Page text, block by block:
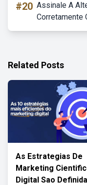
#20 Assinale A
Corretamente
Related Posts
As Estrategias De
Marketing
Digital Sao